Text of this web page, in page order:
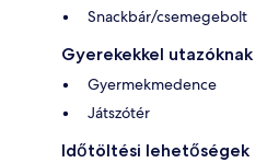
Snackbár/csemegebolt
Gyerekekkel utazóknak
Gyermekmedence
Játszótér
Időtöltési lehetőségek